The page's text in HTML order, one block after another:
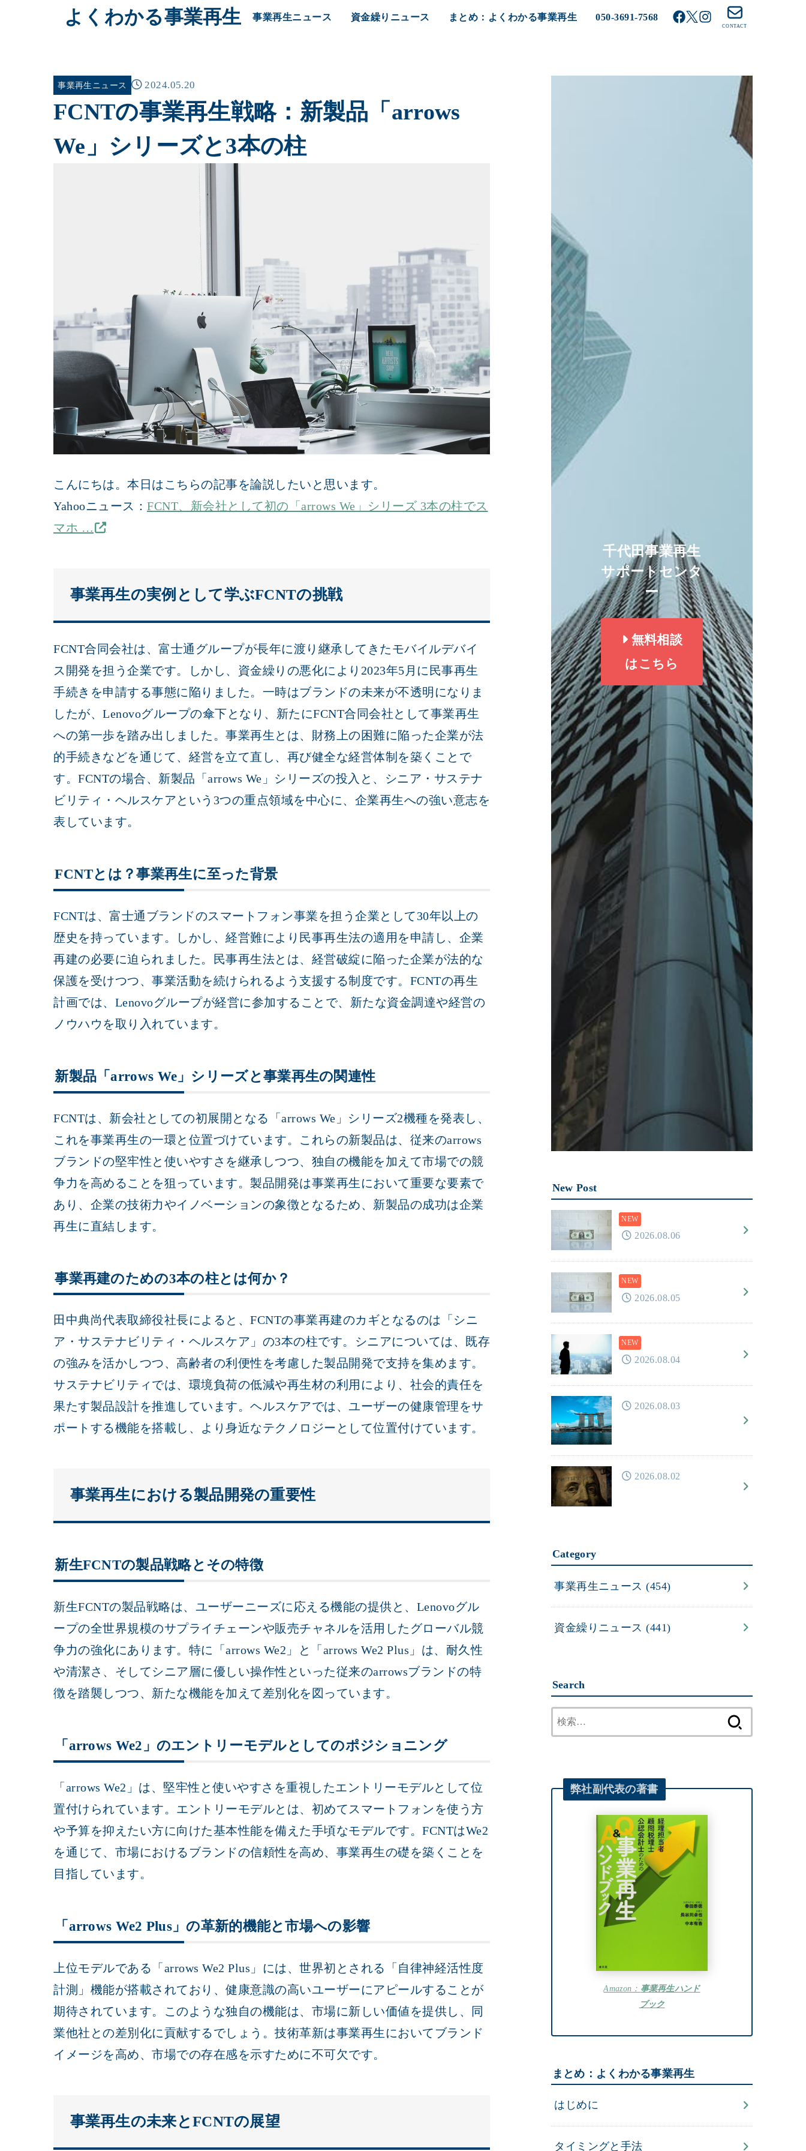
よくわかる事業再生 事業再生ニュース 資金繰りニュース まとめ：よくわかる事業再生 050-3691-7568
CONTACT
事業再生ニュース 2024.05.20
FCNTの事業再生戦略：新製品「arrows
We」シリーズと3本の柱
こんにちは。本日はこちらの記事を論説したいと思います。
Yahooニュース： FCNT、新会社として初の「arrows We」シリーズ 3本の柱でス
マホ …
事業再生の実例として学ぶFCNTの挑戦
FCNT合同会社は、富士通グループが長年に渡り継承してきたモバイルデバイ
ス開発を担う企業です。しかし、資金繰りの悪化により2023年5月に民事再生
手続きを申請する事態に陥りました。一時はブランドの未来が不透明になりま
したが、Lenovoグループの傘下となり、新たにFCNT合同会社として事業再生
への第一歩を踏み出しました。事業再生とは、財務上の困難に陥った企業が法
的手続きなどを通じて、経営を立て直し、再び健全な経営体制を築くことで
す。FCNTの場合、新製品「arrows We」シリーズの投入と、シニア・サステナ
ビリティ・ヘルスケアという3つの重点領域を中心に、企業再生への強い意志を
表しています。
FCNTとは？事業再生に至った背景
FCNTは、富士通ブランドのスマートフォン事業を担う企業として30年以上の
歴史を持っています。しかし、経営難により民事再生法の適用を申請し、企業
再建の必要に迫られました。民事再生法とは、経営破綻に陥った企業が法的な
保護を受けつつ、事業活動を続けられるよう支援する制度です。FCNTの再生
計画では、Lenovoグループが経営に参加することで、新たな資金調達や経営の
ノウハウを取り入れています。
新製品「arrows We」シリーズと事業再生の関連性
FCNTは、新会社としての初展開となる「arrows We」シリーズ2機種を発表し、
これを事業再生の一環と位置づけています。これらの新製品は、従来のarrows
ブランドの堅牢性と使いやすさを継承しつつ、独自の機能を加えて市場での競
争力を高めることを狙っています。製品開発は事業再生において重要な要素で
あり、企業の技術力やイノベーションの象徴となるため、新製品の成功は企業
再生に直結します。
事業再建のための3本の柱とは何か？
田中典尚代表取締役社長によると、FCNTの事業再建のカギとなるのは「シニ
ア・サステナビリティ・ヘルスケア」の3本の柱です。シニアについては、既存
の強みを活かしつつ、高齢者の利便性を考慮した製品開発で支持を集めます。
サステナビリティでは、環境負荷の低減や再生材の利用により、社会的責任を
果たす製品設計を推進しています。ヘルスケアでは、ユーザーの健康管理をサ
ポートする機能を搭載し、より身近なテクノロジーとして位置付けています。
事業再生における製品開発の重要性
新生FCNTの製品戦略とその特徴
新生FCNTの製品戦略は、ユーザーニーズに応える機能の提供と、Lenovoグル
ープの全世界規模のサプライチェーンや販売チャネルを活用したグローバル競
争力の強化にあります。特に「arrows We2」と「arrows We2 Plus」は、耐久性
や清潔さ、そしてシニア層に優しい操作性といった従来のarrowsブランドの特
徴を踏襲しつつ、新たな機能を加えて差別化を図っています。
「arrows We2」のエントリーモデルとしてのポジショニング
「arrows We2」は、堅牢性と使いやすさを重視したエントリーモデルとして位
置付けられています。エントリーモデルとは、初めてスマートフォンを使う方
や予算を抑えたい方に向けた基本性能を備えた手頃なモデルです。FCNTはWe2
を通じて、市場におけるブランドの信頼性を高め、事業再生の礎を築くことを
目指しています。
「arrows We2 Plus」の革新的機能と市場への影響
上位モデルである「arrows We2 Plus」には、世界初とされる「自律神経活性度
計測」機能が搭載されており、健康意識の高いユーザーにアピールすることが
期待されています。このような独自の機能は、市場に新しい価値を提供し、同
業他社との差別化に貢献するでしょう。技術革新は事業再生においてブランド
イメージを高め、市場での存在感を示すために不可欠です。
事業再生の未来とFCNTの展望
千代田事業再生
サポートセンタ
ー
無料相談
はこちら
New Post
2026.08.06
2026.08.05
2026.08.04
2026.08.03
2026.08.02
Category
事業再生ニュース(454)
資金繰りニュース(441)
Search
索:
弊社副代表の著書
Amazon： 事業再生ハンド
ブック
まとめ：よくわかる事業再生
はじめに
タイミングと手法